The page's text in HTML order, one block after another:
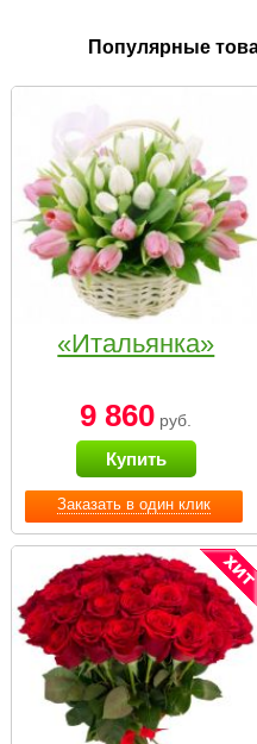
Популярные
Заказать в один клик
«Итальянка»
9 860 руб.
Купить